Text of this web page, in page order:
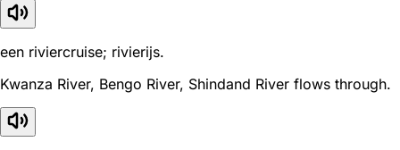
een riviercruise; rivierijs.
Kwanza River, Bengo River, Shindand River flows through.